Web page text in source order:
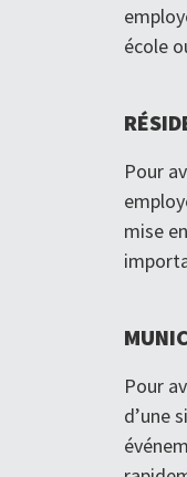
école
Pour
mise
Pour
d’une